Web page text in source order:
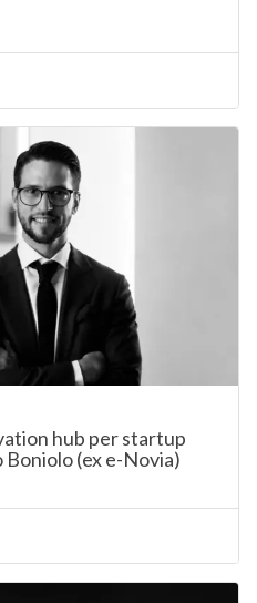
hub per startup
Boniolo (ex e-Novia)